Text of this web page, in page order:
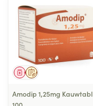
Op voorschrift
Geneesmiddel
Amodip 1,25mg Kauwtabl